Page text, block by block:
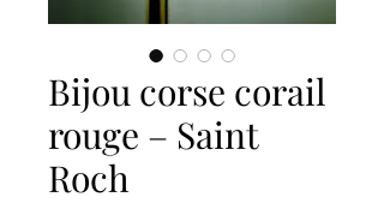
Bijou corse corail
rouge – Saint
Roch